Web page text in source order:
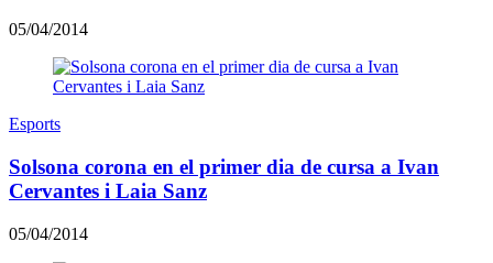
05/04/2014
Esports
Solsona corona en el primer dia de cursa a Ivan
Cervantes i Laia Sanz
05/04/2014